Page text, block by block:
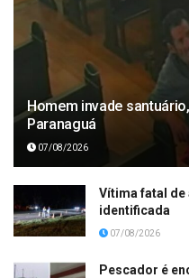
Homem invade
Paranaguá
07/08/2026
Vítima fatal de
identificada
07/08/2026
Pescador é